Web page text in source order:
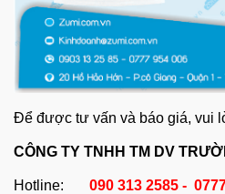
Để được tư vấn và báo giá, vui
CÔNG TY TNHH TM DV
Hotline: 090 313 2585 -